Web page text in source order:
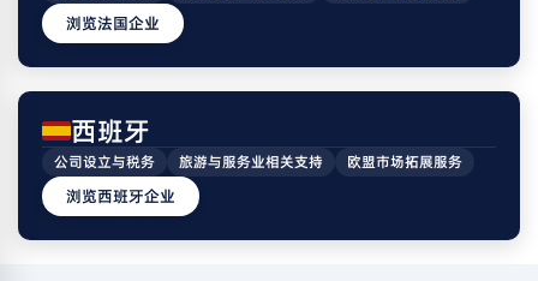
浏览法国企业
西班牙
公司设立与税务 旅游与服务业相关支持 欧盟市场拓展服务
浏览西班牙企业